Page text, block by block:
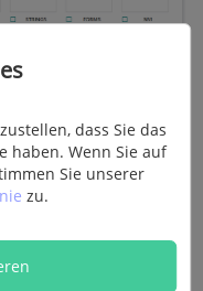
abgeschlossen ist,
checken.
dass Sie das
haben. Wenn Sie auf
Sie unserer
zu.